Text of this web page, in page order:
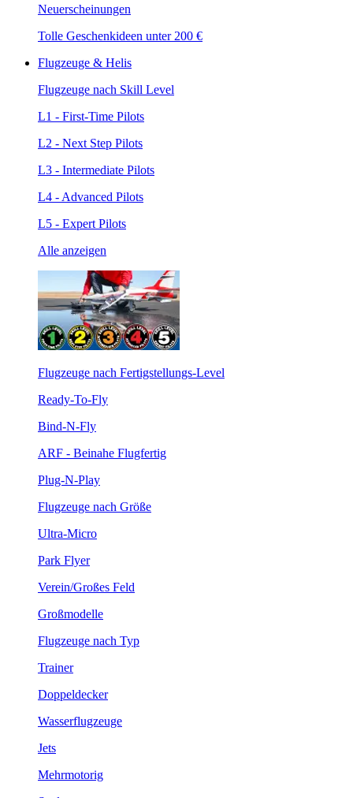
Neuerscheinungen
Tolle Geschenkideen unter 200 €
Flugzeuge & Helis
Flugzeuge nach Skill Level
L1 - First-Time Pilots
L2 - Next Step Pilots
L3 - Intermediate Pilots
L4 - Advanced Pilots
L5 - Expert Pilots
Alle anzeigen
Flugzeuge nach Fertigstellungs-Level
Ready-To-Fly
Bind-N-Fly
ARF - Beinahe Flugfertig
Plug-N-Play
Flugzeuge nach Größe
Ultra-Micro
Park Flyer
Verein/Großes Feld
Großmodelle
Flugzeuge nach Typ
Trainer
Doppeldecker
Wasserflugzeuge
Jets
Mehrmotorig